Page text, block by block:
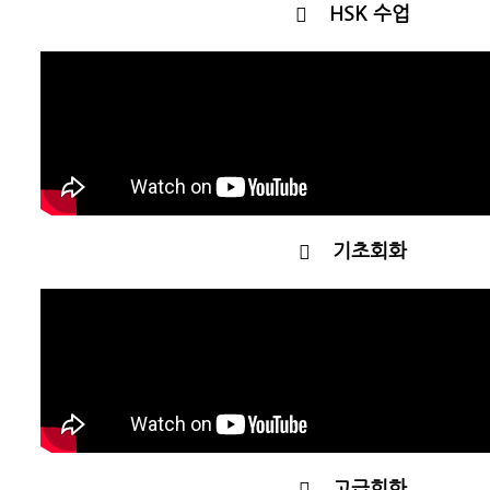
HSK 수업
기초회화